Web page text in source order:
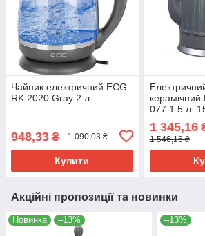
Чайник електричний ECG
RK 2020 Gray 2 л
948,33 ₴ 1 090,03 ₴
Купити
077 1.5 л.
1 345,16
1 546,16 ₴
Акційні пропозиції та новинки
Новинка –13% –13%